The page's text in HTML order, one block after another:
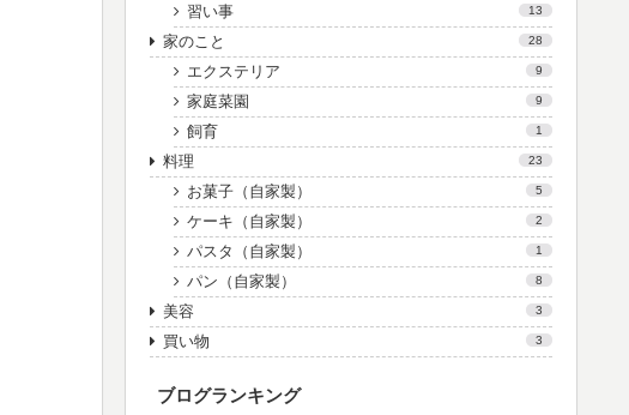
習い事 13
家のこと 28
エクステリア 9
家庭菜園 9
飼育 1
料理 23
お菓子（自家製） 5
ケーキ（自家製） 2
パスタ（自家製） 1
パン（自家製） 8
美容 3
買い物 3
ブログランキング